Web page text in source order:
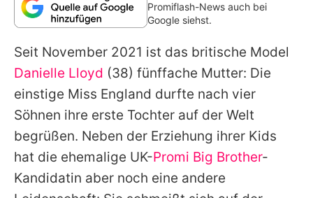
Redaktionelle Richtlinien
Impressum
Datenschutzerklärung
Nutzungsbedingungen
Utiq verwalten
Promiflash-News auch bei
Google siehst.
Seit November 2021 ist das britische Model
Danielle Lloyd (38) fünffache Mutter: Die
einstige Miss England durfte nach vier
Söhnen ihre erste Tochter auf der Welt
begrüßen. Neben der Erziehung ihrer Kids
hat die ehemalige UK-Promi Big Brother-
Kandidatin aber noch eine andere